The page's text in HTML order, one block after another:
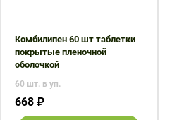
Комбилипен 60 шт таблетки
покрытые пленочной
оболочкой
60 шт. в уп.
668 ₽